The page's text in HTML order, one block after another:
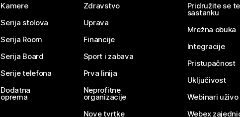
Kamere
Serija stolova
Serija Room
Serija Board
Serije telefona
Dodatna
oprema
Zdravstvo
Uprava
Financije
Sport i zabava
Prva linija
Neprofitne
organizacije
Nove tvrtke
Pridružite se
sastanku
Mrežna obuka
Integracije
Pristupačnost
Uključivost
Webinari
Webex